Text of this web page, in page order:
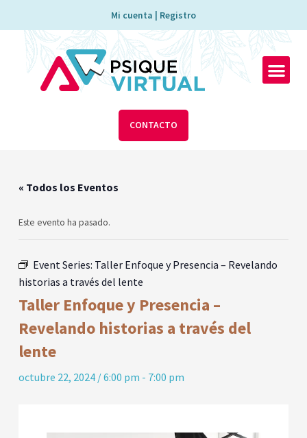
contenido
Mi cuenta | Registro
CONTACTO
« Todos los Eventos
Este evento ha pasado.
Event Series: Taller Enfoque y Presencia – Revelando
historias a través del lente
Taller Enfoque y Presencia –
Revelando historias a través del
lente
octubre 22, 2024 / 6:00 pm - 7:00 pm